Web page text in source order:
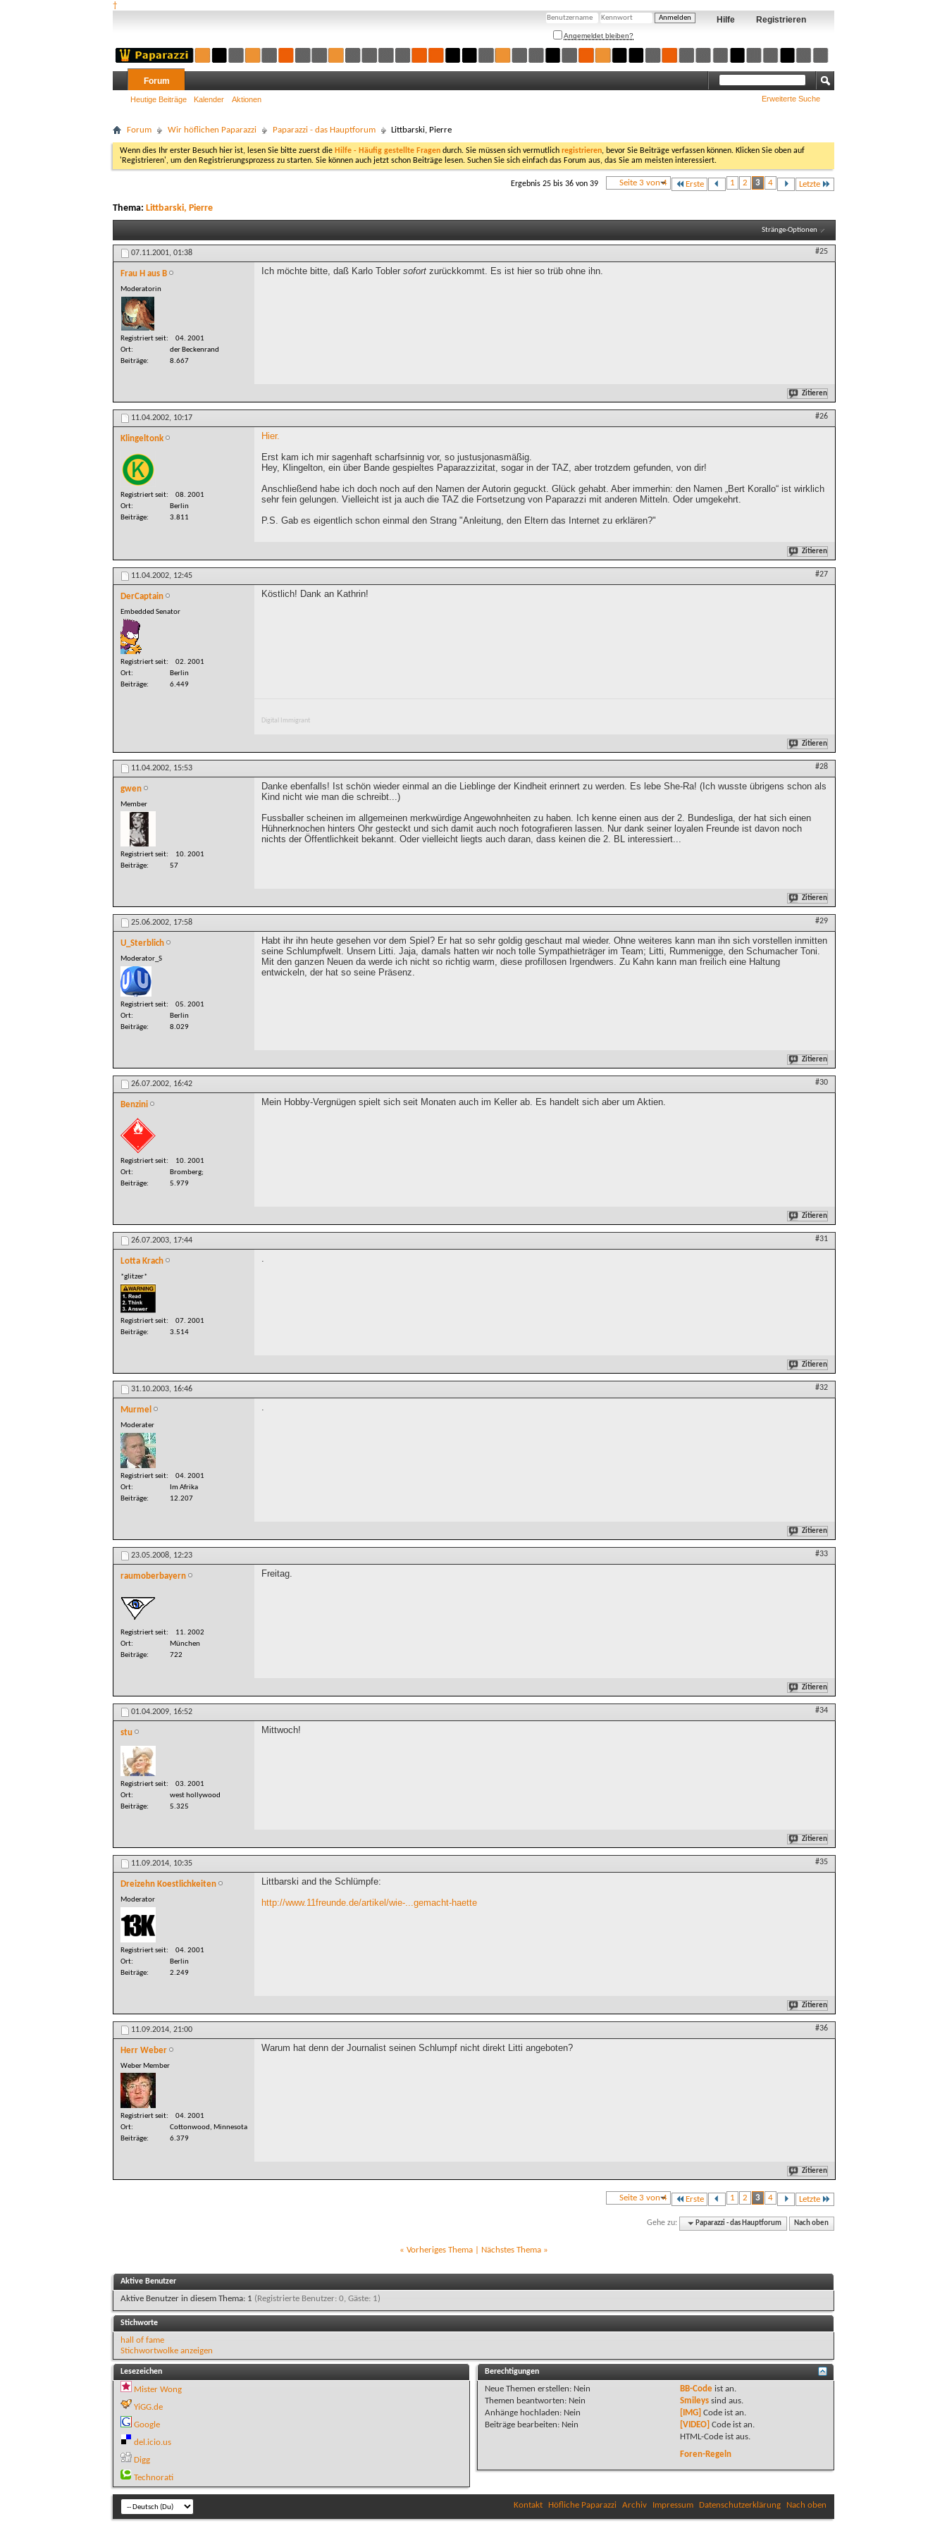
†
Registrieren
Hilfe
Angemeldet bleiben?
Forum
Heutige Beiträge Kalender Aktionen Erweiterte Suche
Forum Wir höflichen Paparazzi Paparazzi - das Hauptforum Littbarski, Pierre
Wenn dies Ihr erster Besuch hier ist, lesen Sie bitte zuerst die Hilfe - Häufig gestellte Fragen durch. Sie müssen sich vermutlich registrieren, bevor Sie Beiträge verfassen können. Klicken Sie oben auf
'Registrieren', um den Registrierungsprozess zu starten. Sie können auch jetzt schon Beiträge lesen. Suchen Sie sich einfach das Forum aus, das Sie am meisten interessiert.
Seite 3 von 4 Erste 1 2 3 4 Letzte
Ergebnis 25 bis 36 von 39
Thema: Littbarski, Pierre
Stränge-Optionen
07.11.2001, 01:38 #25
Frau H aus B
Moderatorin
Registriert seit
04. 2001
Ort
der Beckenrand
Beiträge
8.667
Ich möchte bitte, daß Karlo Tobler sofort zurückkommt. Es ist hier so trüb ohne ihn.
Zitieren
11.04.2002, 10:17 #26
Klingeltonk
Registriert seit
08. 2001
Ort
Berlin
Beiträge
3.811
Hier.
Erst kam ich mir sagenhaft scharfsinnig vor, so justusjonasmäßig.
Hey, Klingelton, ein über Bande gespieltes Paparazzizitat, sogar in der TAZ, aber trotzdem gefunden, von dir!
Anschließend habe ich doch noch auf den Namen der Autorin geguckt. Glück gehabt. Aber immerhin: den Namen „Bert Korallo“ ist wirklich
sehr fein gelungen. Vielleicht ist ja auch die TAZ die Fortsetzung von Paparazzi mit anderen Mitteln. Oder umgekehrt.
P.S. Gab es eigentlich schon einmal den Strang "Anleitung, den Eltern das Internet zu erklären?"
Zitieren
11.04.2002, 12:45 #27
DerCaptain
Embedded Senator
Registriert seit
02. 2001
Ort
Berlin
Beiträge
6.449
Köstlich! Dank an Kathrin!
Digital Immigrant
Zitieren
11.04.2002, 15:53 #28
gwen
Member
Registriert seit
10. 2001
Beiträge
57
Danke ebenfalls! Ist schön wieder einmal an die Lieblinge der Kindheit erinnert zu werden. Es lebe She-Ra! (Ich wusste übrigens schon als
Kind nicht wie man die schreibt...)
Fussballer scheinen im allgemeinen merkwürdige Angewohnheiten zu haben. Ich kenne einen aus der 2. Bundesliga, der hat sich einen
Hühnerknochen hinters Ohr gesteckt und sich damit auch noch fotografieren lassen. Nur dank seiner loyalen Freunde ist davon noch
nichts der Öffentlichkeit bekannt. Oder vielleicht liegts auch daran, dass keinen die 2. BL interessiert...
Zitieren
25.06.2002, 17:58 #29
U_Sterblich
Moderator_S
Registriert seit
05. 2001
Ort
Berlin
Beiträge
8.029
Habt ihr ihn heute gesehen vor dem Spiel? Er hat so sehr goldig geschaut mal wieder. Ohne weiteres kann man ihn sich vorstellen inmitten
seine Schlumpfwelt. Unsern Litti. Jaja, damals hatten wir noch tolle Sympathieträger im Team; Litti, Rummenigge, den Schumacher Toni.
Mit den ganzen Neuen da werde ich nicht so richtig warm, diese profillosen Irgendwers. Zu Kahn kann man freilich eine Haltung
entwickeln, der hat so seine Präsenz.
Zitieren
26.07.2002, 16:42 #30
Benzini
Registriert seit
10. 2001
Ort
Bromberg;
Beiträge
5.979
Mein Hobby-Vergnügen spielt sich seit Monaten auch im Keller ab. Es handelt sich aber um Aktien.
Zitieren
26.07.2003, 17:44 #31
Lotta Krach
*glitzer*
Registriert seit
07. 2001
Beiträge
3.514
.
Zitieren
31.10.2003, 16:46 #32
Murmel
Moderater
Registriert seit
04. 2001
Ort
Im Afrika
Beiträge
12.207
.
Zitieren
23.05.2008, 12:23 #33
raumoberbayern
Registriert seit
11. 2002
Ort
München
Beiträge
722
Freitag.
Zitieren
01.04.2009, 16:52 #34
stu
Registriert seit
03. 2001
Ort
west hollywood
Beiträge
5.325
Mittwoch!
Zitieren
11.09.2014, 10:35 #35
Dreizehn Koestlichkeiten
Moderator
Registriert seit
04. 2001
Ort
Berlin
Beiträge
2.249
Littbarski and the Schlümpfe:
http://www.11freunde.de/artikel/wie-...gemacht-haette
Zitieren
11.09.2014, 21:00 #36
Herr Weber
Weber Member
Registriert seit
04. 2001
Ort
Cottonwood, Minnesota
Beiträge
6.379
Warum hat denn der Journalist seinen Schlumpf nicht direkt Litti angeboten?
Zitieren
Seite 3 von 4 Erste 1 2 3 4 Letzte
Gehe zu: Paparazzi - das Hauptforum Nach oben
« Vorheriges Thema| Nächstes Thema »
Aktive Benutzer
Aktive Benutzer in diesem Thema: 1 (Registrierte Benutzer: 0, Gäste: 1)
Stichworte
hall of fame
Stichwortwolke anzeigen
Lesezeichen
Mister Wong
YiGG.de
Google
del.icio.us
Digg
Technorati
Berechtigungen
Neue Themen erstellen: Nein
Themen beantworten: Nein
Anhänge hochladen: Nein
Beiträge bearbeiten: Nein
BB-Codeist an.
Smileyssind aus.
[IMG] Code ist an.
[VIDEO] Code ist an.
HTML-Code ist aus.
Foren-Regeln
Kontakt Höfliche Paparazzi Archiv Impressum Datenschutzerklärung Nach oben